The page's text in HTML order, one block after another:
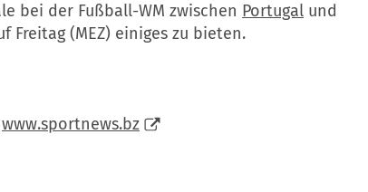
bei der Fußball-WM zwischen Portugal und
Freitag (MEZ) einiges zu bieten.
www.sportnews.bz